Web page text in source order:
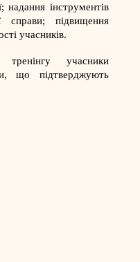
надання інструментів
справи; підвищення
учасників.
учасники
що підтверджують